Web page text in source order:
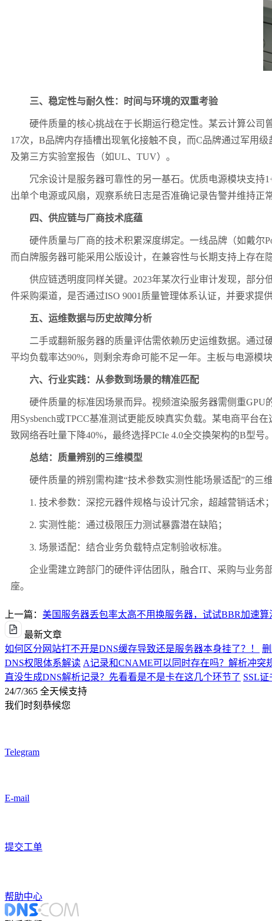
三、稳定性与耐久性：时间与环境的双重考验
硬件质量的核心挑战在于长期运行稳定性。某云计算公司
17次， B品牌内存插槽出现氧化接触不良，而C品牌通过军用
及第三方实验室报告（如UL、 TUV）。
冗余设计是服务器可靠性的另一基石。优质电源模块支持
出单个电源或风扇，观察系统日志是否准确记录告警并维持正常
四、供应链与厂商技术底蕴
硬件质量与厂商的技术积累深度绑定。一线品牌（如戴尔
而白牌服务器可能采用公版设计，在兼容性与长期支持上存在
供应链透明度同样关键。 2023年某次行业审计发现，部分
件采购渠道，是否通过ISO 9001 质量管理体系认证，并要求提
五、运维数据与历史故障分析
二手或翻新服务器的质量评估需依赖历史运维数据。通过
平均负载率达90%，则剩余寿命可能不足一年。主板与电源模
六、行业实践：从参数到场景的精准匹配
硬件质量的标准因场景而异。视频渲染服务器需侧重GPU
用 Sysbench或TPCC基准测试更能反映真实负载。某电商平台
致网络吞吐量下降40%，最终选择PCIe 4.0全交换架构的B型号。
总结：质量辨别的三维模型
硬件质量的辨别需构建“技术参数实测性能场景适配”的三
1. 技术参数：深挖元器件规格与设计冗余，超越营销话术；
2. 实测性能：通过极限压力测试暴露潜在缺陷；
3. 场景适配：结合业务负载特点定制验收标准。
企业需建立跨部门的硬件评估团队，融合IT、采购与业务
座。
上一篇： 美国服务器丢包率太高不用换服务器，试试BBR加速算
最新文章
如何区分网站打不开是DNS缓存导致还是服务器本身挂了？！
DNS权限体系解读 A记录和CNAME可以同时存在吗？解析冲突
直没生成DNS解析记录？先看看是不是卡在这几个环节了 SSL证
24/7/365 全天候支持
我们时刻恭候您
Telegram
E-mail
提交工单
帮助中心